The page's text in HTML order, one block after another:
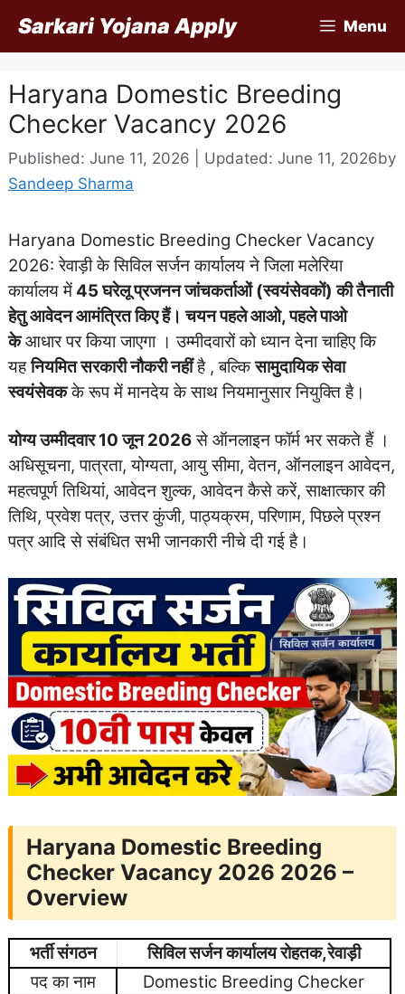
content
Sarkari Yojana Apply Menu
Haryana Domestic Breeding
Checker Vacancy 2026
Published: June 11, 2026 | Updated: June 11, 2026by
Sandeep Sharma
Haryana Domestic Breeding Checker Vacancy
2026:रेवाड़ी के सिविल सर्जन कार्यालय ने जिला मलेरिया
कार्यालय में45 घरेलू प्रजनन जांचकर्ताओं (स्वयंसेवकों) की तैनाती
हेतु आवेदन आमंत्रित किए हैं। चयनपहले आओ, पहले पाओ
केआधार पर किया जाएगा । उम्मीदवारों को ध्यान देना चाहिए कि
यहनियमित सरकारी नौकरी नहींहै , बल्किसामुदायिक सेवा
स्वयंसेवकके रूप में मानदेय के साथ नियमानुसार नियुक्ति है।
योग्य उम्मीदवार 10 जून 2026से ऑनलाइन फॉर्म भर सकते हैं ।
अधिसूचना, पात्रता, योग्यता, आयु सीमा, वेतन, ऑनलाइन आवेदन,
महत्वपूर्ण तिथियां, आवेदन शुल्क, आवेदन कैसे करें, साक्षात्कार की
तिथि, प्रवेश पत्र, उत्तर कुंजी, पाठ्यक्रम, परिणाम, पिछले प्रश्न
पत्र आदि से संबंधित सभी जानकारी नीचे दी गई है।
Haryana Domestic Breeding
Checker Vacancy 2026 2026 –
Overview
भर्ती संगठन
सिविल सर्जन कार्यालय रोहतक,रेवाड़ी
पद का नाम
Domestic Breeding Checker